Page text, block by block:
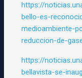
https://
bello-es-
medioambiente-
reduccion-de-
https://
bellavista-se-